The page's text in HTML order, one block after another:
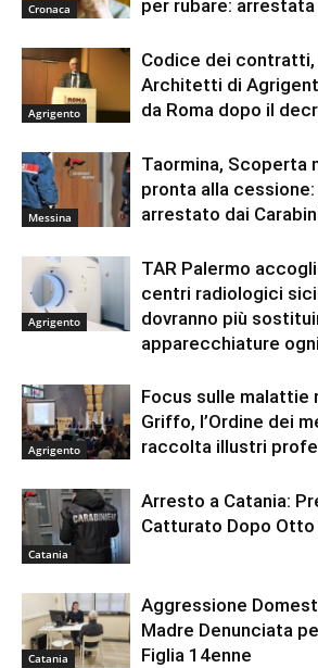
Cronaca
per rubare: arrestata
Agrigento
Codice dei contratti,
Architetti di
da Roma dopo il
Messina
Taormina, Scoperta
pronta alla
arrestato dai
Agrigento
TAR Palermo
centri radiologici
dovranno più
apparecchiature
Agrigento
Focus sulle malattie
Griffo, l’Ordine dei
raccolta illustri
Catania
Arresto a Catania:
Catturato Dopo
Catania
Aggressione
Madre Denunciata
Figlia 14enne